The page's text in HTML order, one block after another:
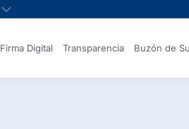
Firma Digital Transparencia Buzón de